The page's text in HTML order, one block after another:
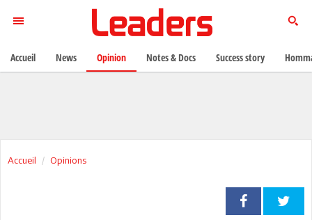
Accueil Opinions
Accueil News Opinion Notes & Docs Success story